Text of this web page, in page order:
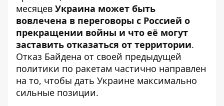
месяцев Украина может быть
вовлечена в переговоры с Россией о
прекращении войны и что её могут
заставить отказаться от территории.
Отказ Байдена от своей предыдущей
политики по ракетам частично направлен
на то, чтобы дать Украине максимально
сильные позиции.